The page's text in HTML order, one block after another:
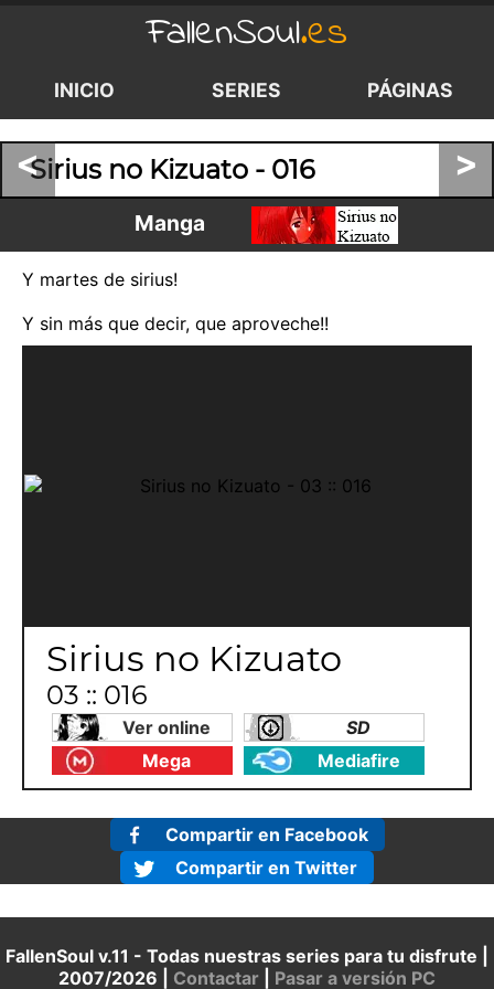
FallenSoul.es
INICIO SERIES PÁGINAS
< >
Sirius no Kizuato - 016
Manga
Y martes de sirius!
Y sin más que decir, que aproveche!!
Sirius no Kizuato
03 :: 016
Ver online
SD
Mega
Mediafire
Compartir en Facebook
Compartir en Twitter
FallenSoul v.11 - Todas nuestras series para tu disfrute |
2007/2026 | Contactar Pasar a versión PC